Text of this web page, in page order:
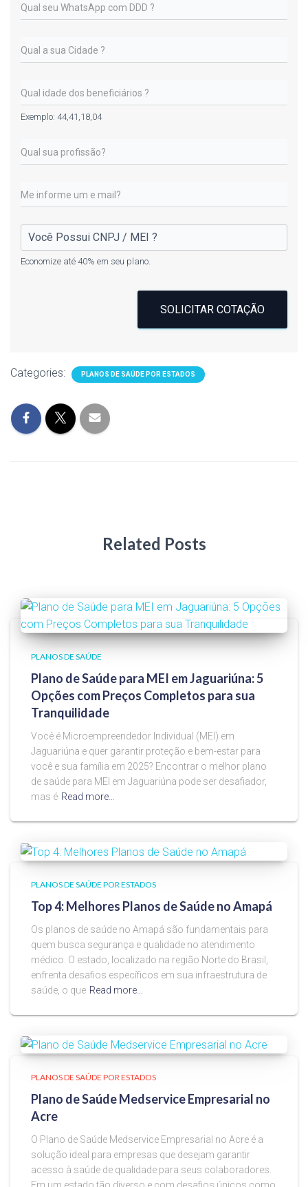
Exemplo: 44,41,18,04
Economize até 40% em seu plano.
SOLICITAR COTAÇÃO
Categories: PLANOS DE SAÚDE POR ESTADOS
Related Posts
PLANOS DE SAÚDE
Plano de Saúde para MEI em Jaguariúna: 5
Opções com Preços Completos para sua
Tranquilidade
Você é Microempreendedor Individual (MEI) em
Jaguariúna e quer garantir proteção e bem-estar para
você e sua família em 2025? Encontrar o melhor plano
de saúde para MEI em Jaguariúna pode ser desafiador,
mas é Read more…
PLANOS DE SAÚDE POR ESTADOS
Top 4: Melhores Planos de Saúde no Amapá
Os planos de saúde no Amapá são fundamentais para
quem busca segurança e qualidade no atendimento
médico. O estado, localizado na região Norte do Brasil,
enfrenta desafios específicos em sua infraestrutura de
saúde, o que Read more…
PLANOS DE SAÚDE POR ESTADOS
Plano de Saúde Medservice Empresarial no
Acre
O Plano de Saúde Medservice Empresarial no Acre é a
solução ideal para empresas que desejam garantir
acesso à saúde de qualidade para seus colaboradores.